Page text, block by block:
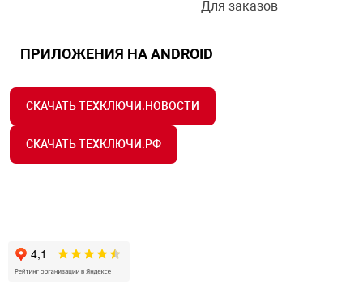
Для заказов
ПРИЛОЖЕНИЯ НА ANDROID
СКАЧАТЬ ТЕХКЛЮЧИ.НОВОСТИ
СКАЧАТЬ ТЕХКЛЮЧИ.РФ